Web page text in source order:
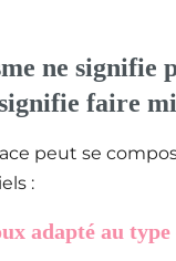
ne signifie
faire
peut se
:
adapté au type